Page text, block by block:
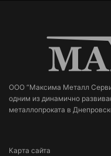
ООО “Максима Металл
одним из динамично
металлопроката в
Карта сайта